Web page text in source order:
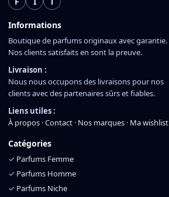
Informations
Boutique de parfums originaux avec garantie.
Nos clients satisfaits en sont la preuve.
Livraison :
Nous nous occupons des livraisons pour nos
clients avec des partenaires sûrs et fiables.
Liens utiles :
À propos ·Contact · Nos marques · Ma wishlist
Catégories
✓ Parfums Femme
✓ Parfums Homme
✓ Parfums Niche